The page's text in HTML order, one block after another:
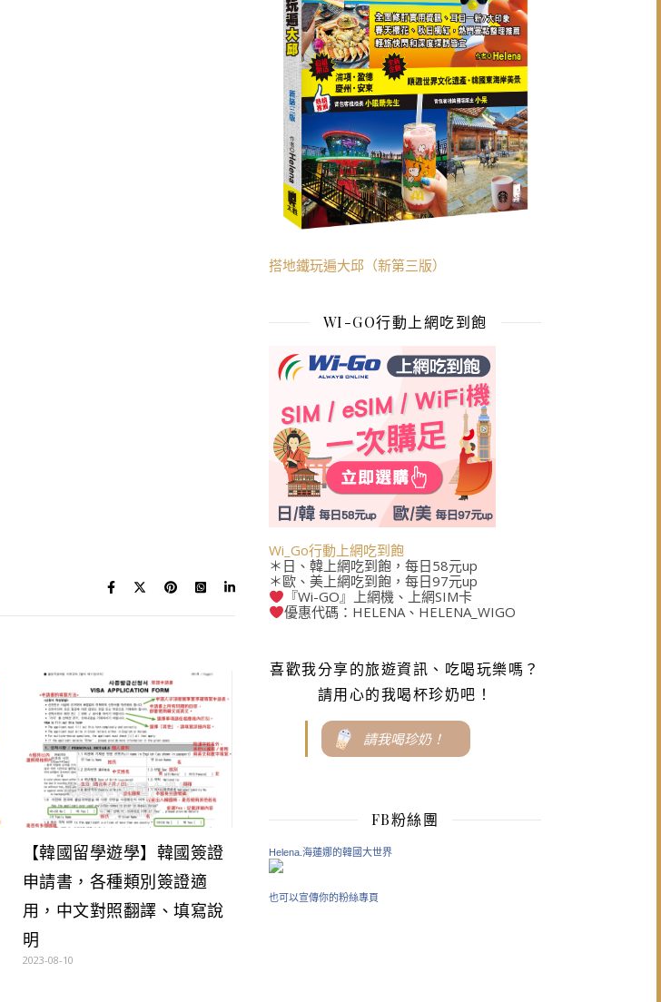
【韓國留學遊學】韓國簽證
申請書，各種類別簽證適
用，中文對照翻譯、填寫說
明
2023-08-10
搭地鐵玩遍大邱（新第三版）
WI-GO行動上網吃到飽
Wi_Go行動上網吃到飽
＊日、韓上網吃到飽，每日58元up
＊歐、美上網吃到飽，每日97元up
『Wi-GO』上網機、上網SIM卡
優惠代碼：HELENA、HELENA_WIGO
喜歡我分享的旅遊資訊、吃喝玩樂嗎？
請用心的我喝杯珍奶吧！
請我喝珍奶！
FB粉絲團
Helena.海蓮娜的韓國大世界
也可以宣傳你的粉絲專頁